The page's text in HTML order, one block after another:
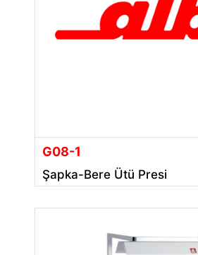
G08-1
Şapka-Bere Ütü Presi